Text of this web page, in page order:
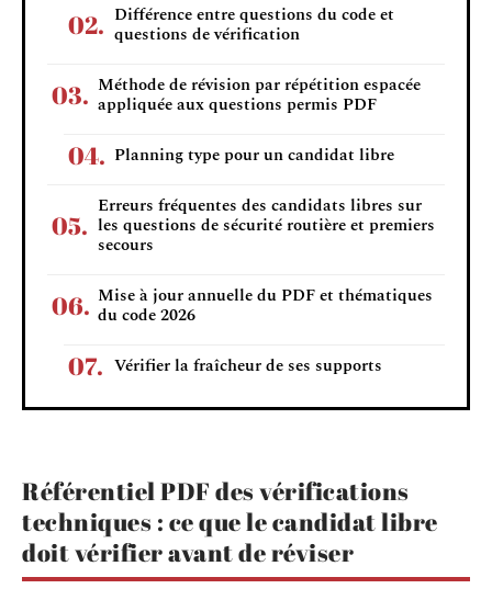
Différence entre questions du code et
questions de vérification
Méthode de révision par répétition espacée
appliquée aux questions permis PDF
Planning type pour un candidat libre
Erreurs fréquentes des candidats libres sur
les questions de sécurité routière et premiers
secours
Mise à jour annuelle du PDF et thématiques
du code 2026
Vérifier la fraîcheur de ses supports
Référentiel PDF des vérifications
techniques : ce que le candidat libre
doit vérifier avant de réviser